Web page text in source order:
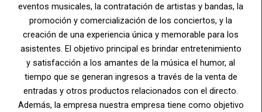
eventos musicales, la contratación de artistas y bandas, la
promoción y comercialización de los conciertos, y la
creación de una experiencia única y memorable para los
asistentes. El objetivo principal es brindar entretenimiento
y satisfacción a los amantes de la música el humor, al
tiempo que se generan ingresos a través de la venta de
entradas y otros productos relacionados con el directo.
Además, la empresa nuestra empresa tiene como objetivo